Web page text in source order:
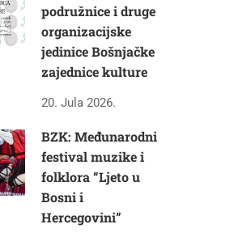
podružnice i druge
organizacijske
jedinice Bošnjačke
zajednice kulture
20. Jula 2026.
BZK: Međunarodni
festival muzike i
folklora “Ljeto u
Bosni i
Hercegovini”